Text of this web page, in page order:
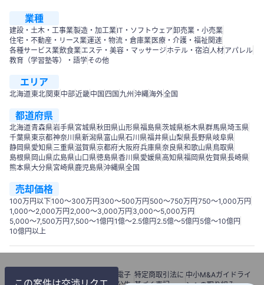
業種
建設・土木・工事業製造・加工業IT・ソフトウェア卸売業・小売業
住宅・不動産・リース業運送・物流・倉庫業医療・介護・福祉関連
各種サービス業飲食業エステ・美容・マッサージ ホテル・宿泊 人材アパレル
教育（学習塾等）・語学その他
エリア
北海道東北関東中部近畿中国 四国 九州沖縄海外全国
都道府県
北海道青森県岩手県宮城県秋田県山形県福島県茨城県栃木県群馬県埼玉県
千葉県東京都神奈川県新潟県富山県石川県福井県山梨県長野県岐阜県
静岡県愛知県三重県滋賀県京都府大阪府兵庫県奈良県和歌山県鳥取県
島根県岡山県広島県山口県徳島県香川県愛媛県高知県福岡県佐賀県長崎県
熊本県大分県宮崎県鹿児島県沖縄県全国
売却価格
100万円以下100〜300万円 300〜500万円 500～750万円750〜1,000万円
1,000～2,000万円 2,000～3,000万円 3,000～5,000万円
5,000～7,500万円7,500～1億円1億～2.5億円 2.5億～5億円 5億～10億円
10億円以上
電子 特定商取引法に 中小M&Aガイドライ